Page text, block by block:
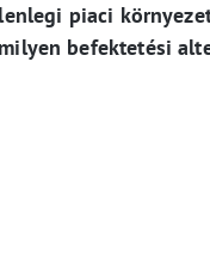
piaci
befektetési